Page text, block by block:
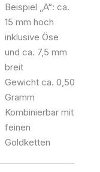
Beispiel „A“: ca.
15 mm hoch
inklusive Öse
und ca. 7,5 mm
breit
Gewicht ca. 0,50
Gramm
Kombinierbar mit
feinen
Goldketten